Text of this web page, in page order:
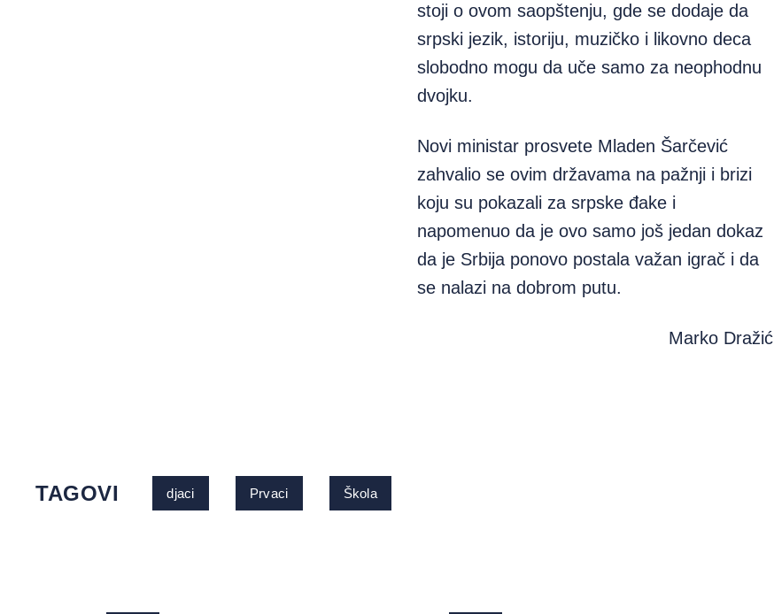
stoji o ovom saopštenju, gde se dodaje da
srpski jezik, istoriju, muzičko i likovno deca
slobodno mogu da uče samo za neophodnu
dvojku.
Novi ministar prosvete Mladen Šarčević
zahvalio se ovim državama na pažnji i brizi
koju su pokazali za srpske đake i
napomenuo da je ovo samo još jedan dokaz
da je Srbija ponovo postala važan igrač i da
se nalazi na dobrom putu.
Marko Dražić
TAGOVI djaci Prvaci Škola